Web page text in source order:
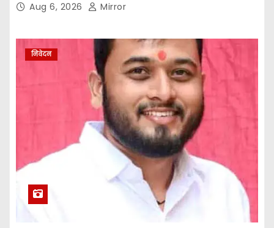
Aug 6, 2026 Mirror
निवेदन